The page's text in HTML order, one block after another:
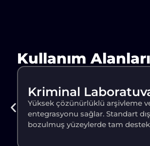
Kullanım Alanları
Saha Operasyonları
Sahadaki mobil birimlerle gerçek
kimlik doğrulama imkânı sunar.
ortamda dahi tam performansla